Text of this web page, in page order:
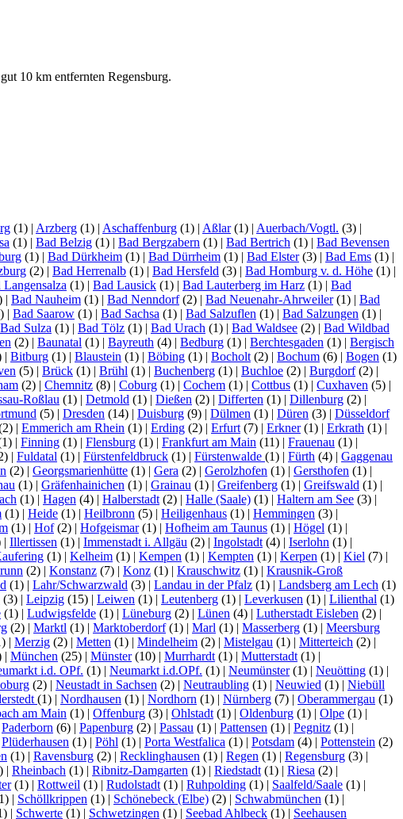
10 km entfernten Regensburg.
(1) | Arzberg (1) | Aschaffenburg (1) | Aßlar(1) | Auerbach/Vogtl. (3) |
(1) | Bad Belzig (1) | Bad Bergzabern (1) | Bad Bertrich (1) | Bad Bevensen
(1) | Bad Dürkheim (1) | Bad Dürrheim (1) | Bad Elster(3) | Bad Ems (1) |
(2) | Bad Herrenalb (1) | Bad Hersfeld (3) | Bad Homburg v. d. Höhe (1) |
Langensalza (1) | Bad Lausick (1) | Bad Lauterberg im Harz (1) | Bad
| Bad Nauheim (1) | Bad Nenndorf(2) | Bad Neuenahr-Ahrweiler(1) | Bad
| Bad Saarow (1) | Bad Sachsa (1) | Bad Salzuflen (1) | Bad Salzungen (1) |
Bad Sulza (1) | Bad Tölz (1) | Bad Urach (1) | Bad Waldsee (2) | Bad Wildbad
(2) | Baunatal (1) | Bayreuth (4) | Bedburg (1) | Berchtesgaden (1) | Bergisch
| Bitburg (1) | Blaustein (1) | Böbing (1) | Bocholt (2) | Bochum (6) | Bogen (1)
(5) | Brück (1) | Brühl (1) | Buchenberg (1) | Buchloe (2) | Burgdorf(2) |
(2) | Chemnitz (8) | Coburg (1) | Cochem (1) | Cottbus (1) | Cuxhaven (5) |
Roßlau (1) | Detmold (1) | Dießen (2) | Differten (1) | Dillenburg (2) |
(5) | Dresden (14) | Duisburg (9) | Dülmen (1) | Düren (3) | Düsseldorf
| Emmerich am Rhein (1) | Erding (2) | Erfurt (7) | Erkner(1) | Erkrath (1) |
| Finning (1) | Flensburg (1) | Frankfurt am Main (11) | Frauenau (1) |
| Fuldatal (1) | Fürstenfeldbruck (1) | Fürstenwalde (1) | Fürth (4) | Gaggenau
(2) | Georgsmarienhütte (1) | Gera (2) | Gerolzhofen (1) | Gersthofen (1) |
(1) | Gräfenhainichen (1) | Grainau (1) | Greifenberg (1) | Greifswald (1) |
(1) | Hagen (4) | Halberstadt (2) | Halle (Saale) (1) | Haltern am See (3) |
(1) | Heide (1) | Heilbronn (5) | Heiligenhaus (1) | Hemmingen (3) |
(1) | Hof(2) | Hofgeismar(1) | Hofheim am Taunus (1) | Högel (1) |
| Illertissen (1) | Immenstadt i. Allgäu (2) | Ingolstadt (4) | Iserlohn (1) |
(1) | Kelheim (1) | Kempen (1) | Kempten (1) | Kerpen (1) | Kiel (7) |
(2) | Konstanz (7) | Konz (1) | Krauschwitz (1) | Krausnik-Groß
(1) | Lahr/Schwarzwald (3) | Landau in der Pfalz (1) | Landsberg am Lech (1)
(3) | Leipzig (15) | Leiwen (1) | Leutenberg (1) | Leverkusen (1) | Lilienthal (1)
(1) | Ludwigsfelde (1) | Lüneburg (2) | Lünen (4) | Lutherstadt Eisleben (2) |
(2) | Marktl (1) | Marktoberdorf(1) | Marl (1) | Masserberg (1) | Meersburg
| Merzig (2) | Metten (1) | Mindelheim (2) | Mistelgau (1) | Mitterteich (2) |
| München (25) | Münster(10) | Murrhardt (1) | Mutterstadt (1) |
i.d. OPf. (1) | Neumarkt i.d.OPf. (1) | Neumünster(1) | Neuötting (1) |
(2) | Neustadt in Sachsen (2) | Neutraubling (1) | Neuwied (1) | Niebüll
(1) | Nordhausen (1) | Nordhorn (1) | Nürnberg (7) | Oberammergau (1)
am Main (1) | Offenburg (3) | Ohlstadt (1) | Oldenburg (1) | Olpe (1) |
Paderborn (6) | Papenburg (2) | Passau (1) | Pattensen (1) | Pegnitz (1) |
Plüderhausen (1) | Pöhl (1) | Porta Westfalica (1) | Potsdam (4) | Pottenstein (2)
(1) | Ravensburg (2) | Recklinghausen (1) | Regen (1) | Regensburg (3) |
| Rheinbach (1) | Ribnitz-Damgarten (1) | Riedstadt (1) | Riesa (2) |
(1) | Rottweil (1) | Rudolstadt (1) | Ruhpolding (1) | Saalfeld/Saale (1) |
| Schöllkrippen (1) | Schönebeck (Elbe) (2) | Schwabmünchen (1) |
| Schwerte (1) | Schwetzingen (1) | Seebad Ahlbeck (1) | Seehausen